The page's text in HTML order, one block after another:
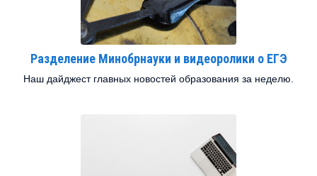
Разделение Минобрнауки и видеоролики о ЕГЭ
Наш дайджест главных новостей образования за неделю.